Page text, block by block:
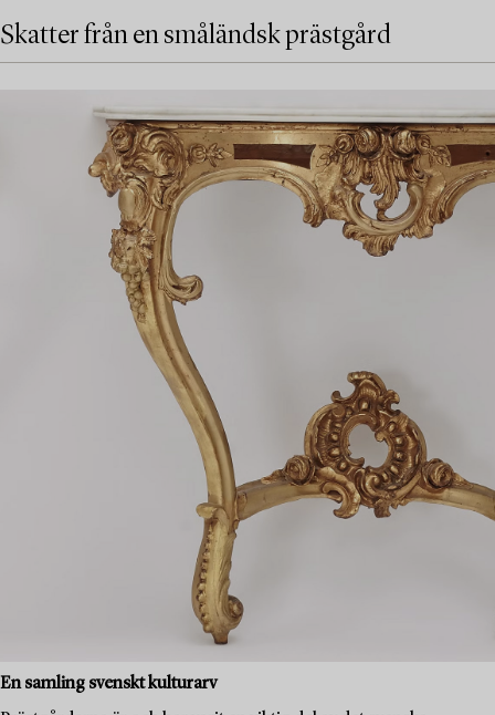
Skatter från en småländsk prästgård
En samling svenskt kulturarv